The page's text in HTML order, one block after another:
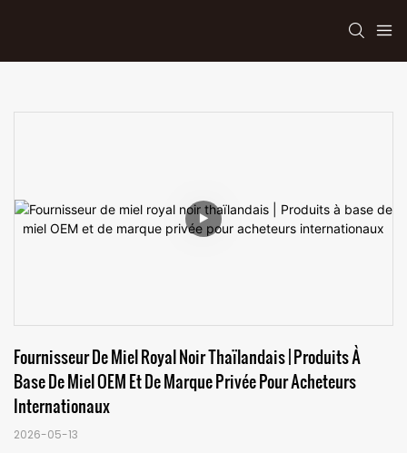
Fournisseur De Miel Royal Noir Thaïlandais | Produits À
Base De Miel OEM Et De Marque Privée Pour Acheteurs
Internationaux
2026-05-13